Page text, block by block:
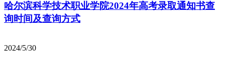
哈尔滨科学技术职业学院2024年高考录取通知书查
询时间及查询方式
2024/5/30